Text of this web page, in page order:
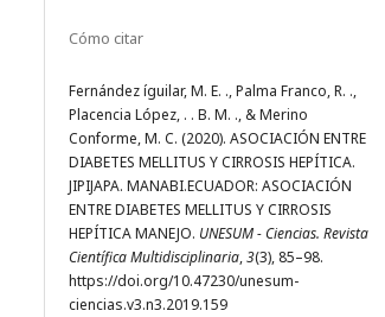
Cómo citar
Fernández íguilar, M. E. ., Palma Franco, R. .,
Placencia López, . . B. M. ., & Merino
Conforme, M. C. (2020). ASOCIACIÓN ENTRE
DIABETES MELLITUS Y CIRROSIS HEPÍTICA.
JIPIJAPA. MANABI.ECUADOR: ASOCIACIÓN
ENTRE DIABETES MELLITUS Y CIRROSIS
HEPÍTICA MANEJO. UNESUM - Ciencias. Revista
Científica Multidisciplinaria,3(3), 85–98.
https://doi.org/10.47230/unesum-
ciencias.v3.n3.2019.159